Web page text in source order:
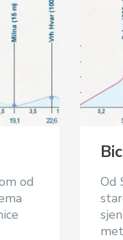
od
Od